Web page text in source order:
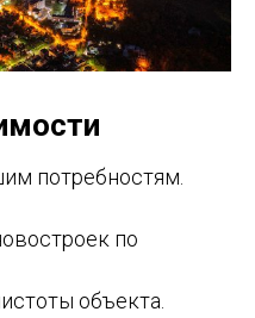
потребностям.
по
объекта.